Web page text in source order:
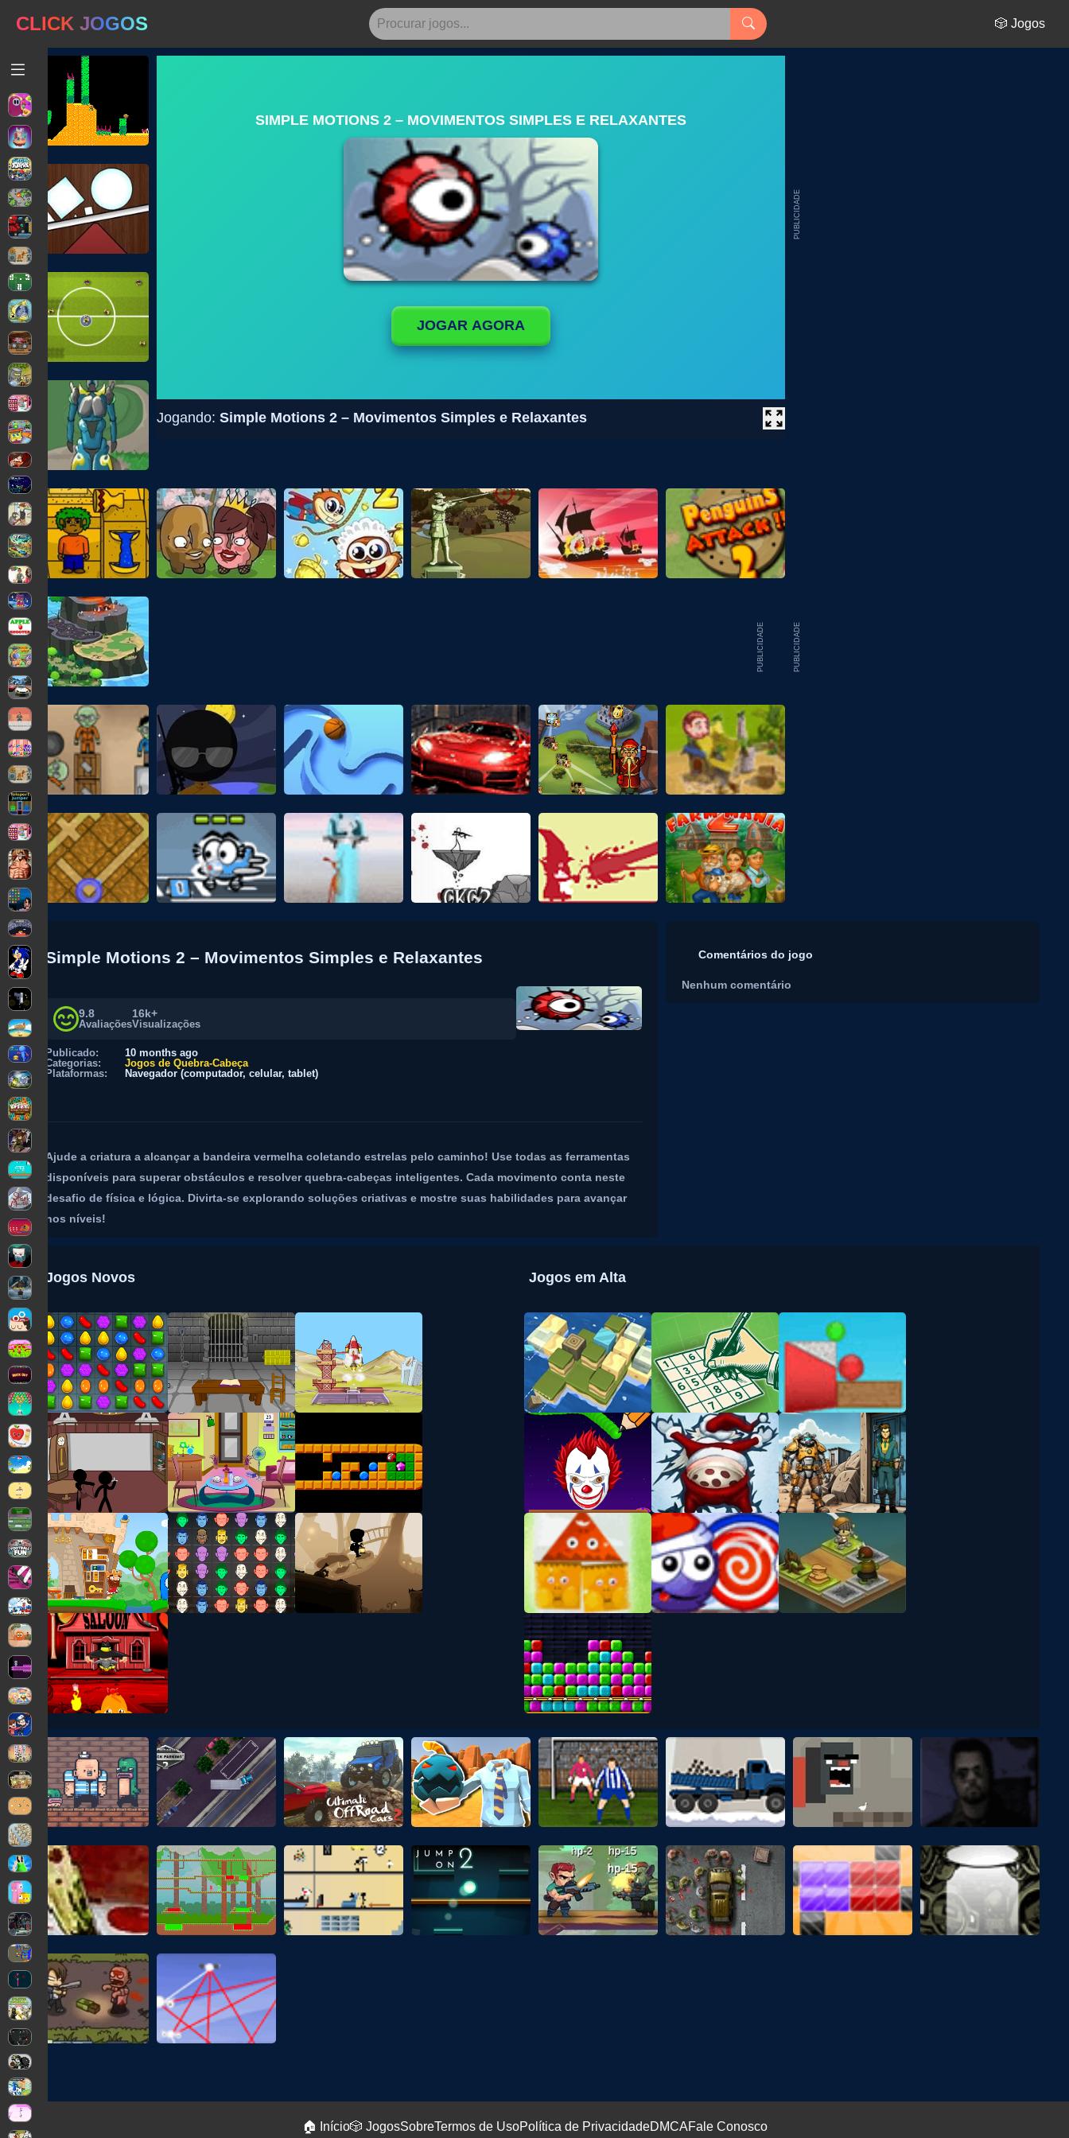
CLICK JOGOS 🎲 Jogos
SIMPLE MOTIONS 2 – MOVIMENTOS SIMPLES E RELAXANTES
JOGAR AGORA
Jogando: Simple Motions 2 – Movimentos Simples e Relaxantes
PUBLICIDADE
PUBLICIDADE
PUBLICIDADE
Simple Motions 2 – Movimentos Simples e Relaxantes
9.8
Avaliações
16k+
Visualizações
Publicado:
10 months ago
Categorias:
Jogos de Quebra-Cabeça
Plataformas:
Navegador (computador, celular, tablet)
Ajude a criatura a alcançar a bandeira vermelha coletando estrelas pelo caminho! Use todas as ferramentas
disponíveis para superar obstáculos e resolver quebra-cabeças inteligentes. Cada movimento conta neste
desafio de física e lógica. Divirta-se explorando soluções criativas e mostre suas habilidades para avançar
nos níveis!
Comentários do jogo
Nenhum comentário
Jogos Novos Jogos em Alta
🏠 Início🎲 JogosSobreTermos de UsoPolítica de PrivacidadeDMCAFale Conosco